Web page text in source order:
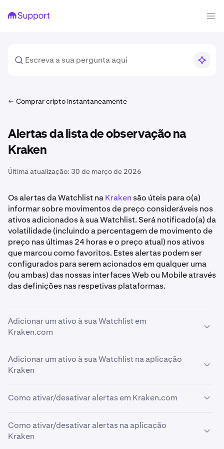
Comprar cripto instantaneamente
Alertas da lista de observação na
Kraken
Última atualização: 30 de março de 2026
Os alertas da Watchlist naKraken são úteis para o(a)
informar sobre movimentos de preço consideráveis nos
ativos adicionados à sua Watchlist. Será notificado(a) da
volatilidade (incluindo a percentagem de movimento de
preço nas últimas 24 horas e o preço atual) nos ativos
que marcou como favoritos. Estes alertas podem ser
configurados para serem acionados em qualquer uma
(ou ambas) das nossas interfaces Web ou Mobile através
das definições nas respetivas plataformas.
Adicionar um ativo à sua Watchlist em
Kraken.com
1 Inicie sessão e navegue para a páginaExplore
Adicionar um ativo à sua Watchlist na aplicação
Kraken
Atualização da aplicação Kraken
Como ativar/desativar alertas em Kraken.com
1 Inicie sessão e navegue para a páginaNotificações
Como ativar/desativar alertas na aplicação
Kraken